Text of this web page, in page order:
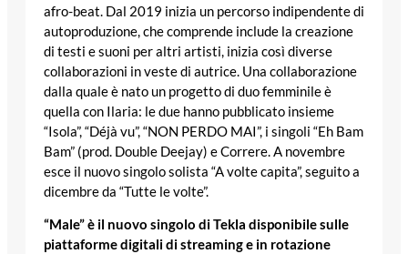
afro-beat. Dal 2019 inizia un percorso indipendente di
autoproduzione, che comprende include la creazione
di testi e suoni per altri artisti, inizia così diverse
collaborazioni in veste di autrice. Una collaborazione
dalla quale è nato un progetto di duo femminile è
quella con Ilaria: le due hanno pubblicato insieme
“Isola”, “Déjà vu”, “NON PERDO MAI”, i singoli “Eh Bam
Bam” (prod. Double Deejay) e Correre. A novembre
esce il nuovo singolo solista “A volte capita”, seguito a
dicembre da “Tutte le volte”.
“Male” è il nuovo singolo di Tekla disponibile sulle
piattaforme digitali di streaming e in rotazione